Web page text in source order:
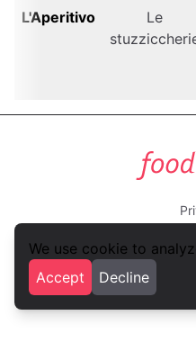
We use cookie to
Accept
Decline
L'Aperitivo
Le
Terms
foodlista.it is a